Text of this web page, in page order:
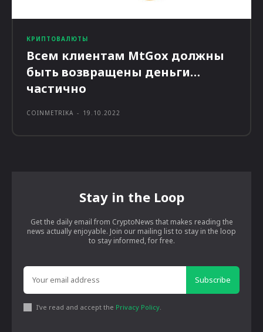
КРИПТОВАЛЮТЫ
Всем клиентам MtGox должны
быть возвращены деньги…
частично
COINMETRIKA - 19.10.2022
Stay in the Loop
Get the daily email from CryptoNews that makes reading the
news actually enjoyable. Join our mailing list to stay in the loop
to stay informed, for free.
Subscribe
I've read and accept the Privacy Policy.